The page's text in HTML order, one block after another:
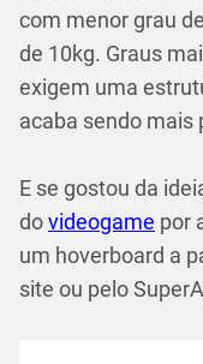
com menor grau
de 10kg. Graus
exigem uma
acaba sendo mais
E se gostou da
dovideogame por
um hoverboard a
site ou pelo